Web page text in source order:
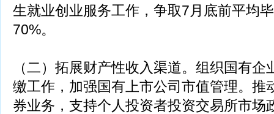
生就业创业服务工作，争取7月底前平均
70%。
（二）拓展财产性收入渠道。组织国有
缴工作，加强国有上市公司市值管理。推
券业务，支持个人投资者投资交易所市场